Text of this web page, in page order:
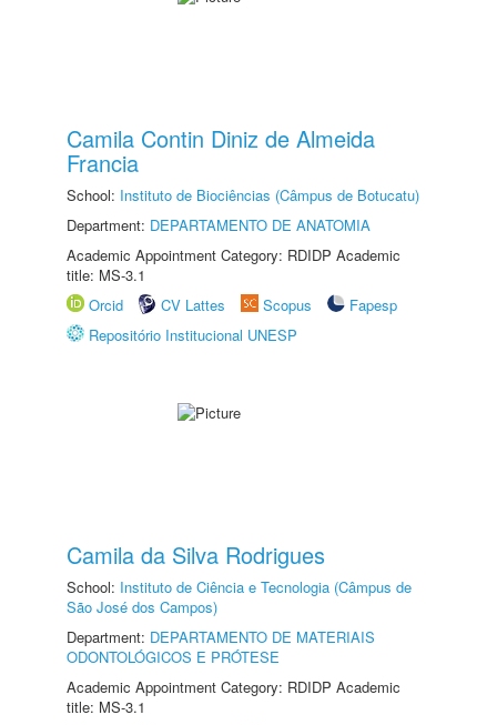
Camila Contin Diniz de Almeida
Francia
School: Instituto de Biociências (Câmpus de Botucatu)
Department: DEPARTAMENTO DE ANATOMIA
Academic Appointment Category: RDIDP Academic
title: MS-3.1
Orcid
CV Lattes Scopus
Fapesp
Repositório Institucional UNESP
Camila da Silva Rodrigues
School: Instituto de Ciência e Tecnologia (Câmpus de
São José dos Campos)
Department: DEPARTAMENTO DE MATERIAIS
ODONTOLÓGICOS E PRÓTESE
Academic Appointment Category: RDIDP Academic
title: MS-3.1